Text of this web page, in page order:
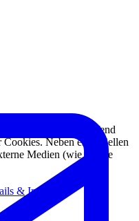
gestalten und fortlaufend
Neben essenziellen
Medien (wie unsere
& Info